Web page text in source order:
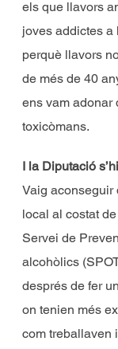
els que llavors
joves addictes a
perquè llavors
de més de 40
ens vam adonar
toxicòmans.
I la Diputació
Vaig aconseguir
local al costat
Servei de
alcohòlics
després de fer
on tenien més
com treballaven